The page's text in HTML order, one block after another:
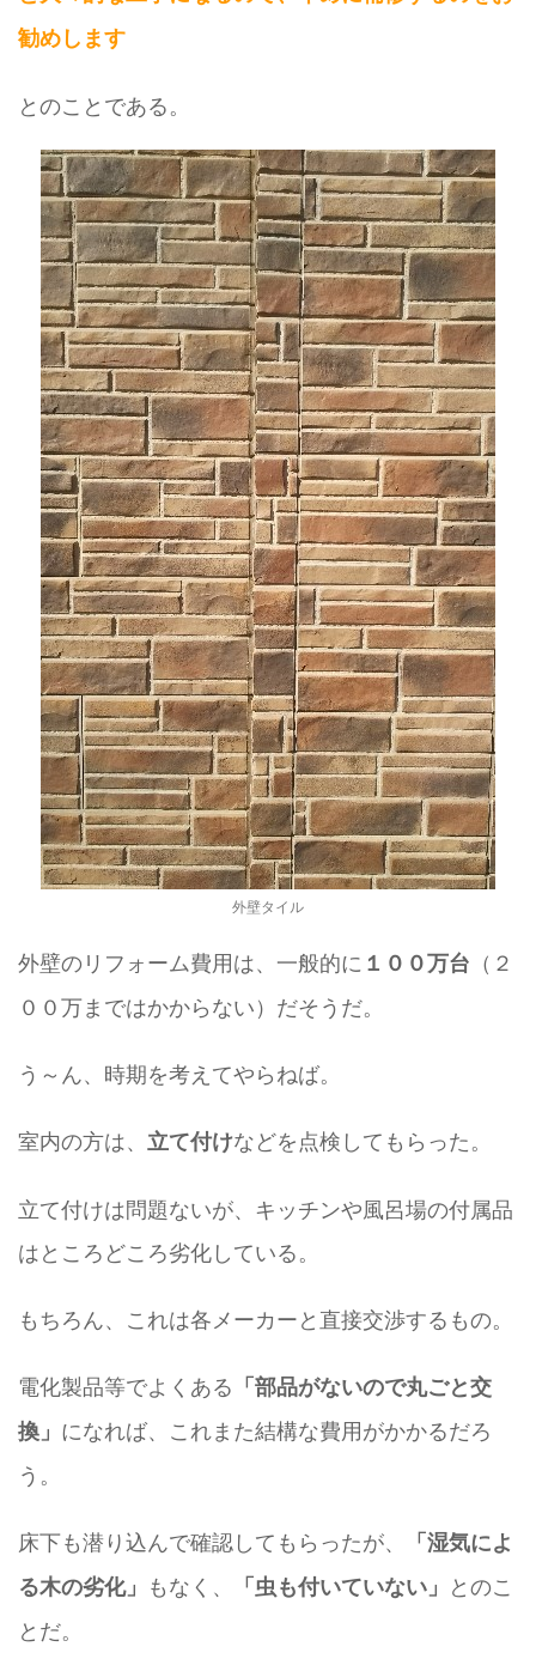
勧めします
とのことである。
外壁タイル
外壁のリフォーム費用は、一般的に １００万台 （２
００万まではかからない）だそうだ。
う～ん、時期を考えてやらねば。
室内の方は、 立て付けなどを点検してもらった。
立て付けは問題ないが、キッチンや風呂場の付属品
はところどころ劣化している。
もちろん、これは各メーカーと直接交渉するもの。
電化製品等でよくある 「部品がないので丸ごと交
換」 になれば、これまた結構な費用がかかるだろ
う。
床下も潜り込んで確認してもらったが、
「湿気によ
る木の劣化」 もなく、 「虫も付いていない」 とのこ
とだ。